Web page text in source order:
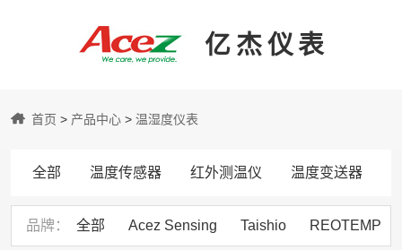
亿杰仪表
仪
首页 > 产品中心 > 温湿度仪表
全部 温度传感器 红外测温仪 温度变送器
品牌 全部 Acez Sensing Taishio REOTEMP